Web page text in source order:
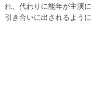
れ、代わりに能年が主演
引き合いに出されるように